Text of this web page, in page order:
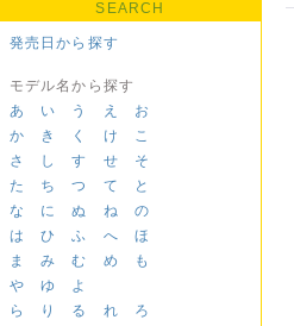
SEARCH
発売日から探す
モデル名から探す
あ
い う え
お
か
き く け
こ
さ
し す せ
そ
た
ち つ て
と
な
に ぬ ね
の
は
ひ ふ へ
ほ
ま
み む め
も
や
ゆ
よ
ら
り る れ
ろ